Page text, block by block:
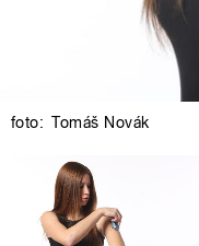
foto: Tomáš Novák